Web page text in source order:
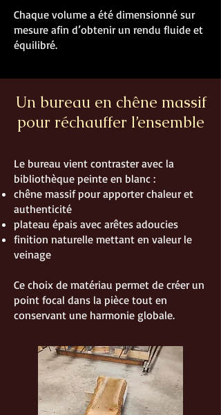
Chaque volume a été dimensionné sur
mesure afin d’obtenir un rendu fluide et
équilibré.
Un bureau en chêne massif
pour réchauffer l’ensemble
Le bureau vient contraster avec la
bibliothèque peinte en blanc :
chêne massif pour apporter chaleur et
authenticité
plateau épais avec arêtes adoucies
finition naturelle mettant en valeur le
veinage
Ce choix de matériau permet de créer un
point focal dans la pièce tout en
conservant une harmonie globale.